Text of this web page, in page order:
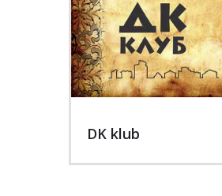
DK klub